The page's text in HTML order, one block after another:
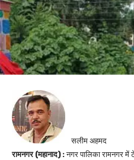
सलीम अहमद
रामनगर (महानाद) :नगर पालिका रामनगर में